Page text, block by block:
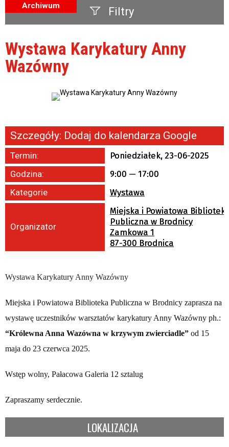
Filtry
Kategoria
Organizator
Promowane
Wystawa Karykatury Anny
Wazówny
Archiwum
Szczegóły: Dodaj do kalendarza Google
Termin:
Poniedziałek, 23-06-2025
Godzina:
9:00 — 17:00
Kategorie
Wystawa
Organizator
Miejska i Powiatowa
Publiczna w Brodnicy
Zamkowa 1
87-300 Brodnica
Wystawa Karykatury Anny Wazówny
Miejska i Powiatowa Biblioteka Publiczna w Brodnicy zaprasza na
wystawę uczestników warsztatów karykatury Anny Wazówny ph.:
“Królewna Anna Wazówna w krzywym zwierciadle” od 15
maja do 23 czerwca 2025.
Wstęp wolny, Pałacowa Galeria 12 sztalug
Zapraszamy serdecznie.
LOKALIZACJA